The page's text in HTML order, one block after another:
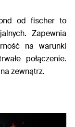
od fischer to
Zapewnia
na warunki
połączenie.
zewnątrz.